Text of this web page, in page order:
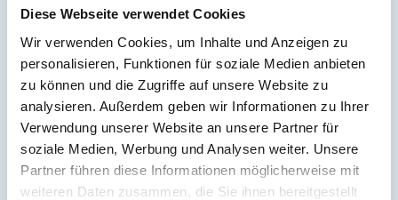
Diese Webseite verwendet Cookies
Wir verwenden Cookies, um Inhalte und Anzeigen zu
personalisieren, Funktionen für soziale Medien anbieten
zu können und die Zugriffe auf unsere Website zu
analysieren. Außerdem geben wir Informationen zu Ihrer
Verwendung unserer Website an unsere Partner für
soziale Medien, Werbung und Analysen weiter. Unsere
Partner führen diese Informationen möglicherweise mit
weiteren Daten zusammen, die Sie ihnen bereitgestellt
Aura(2)
Ayurveda(6)
Balance(5)
Beinmuskulatur
Beinpflege(1)
Berührung(1)
Besinnlichkeit(1)
Bewusstheit
Bewusstsein(2)
Beziehung(5)
Bhagavad Gita (2)